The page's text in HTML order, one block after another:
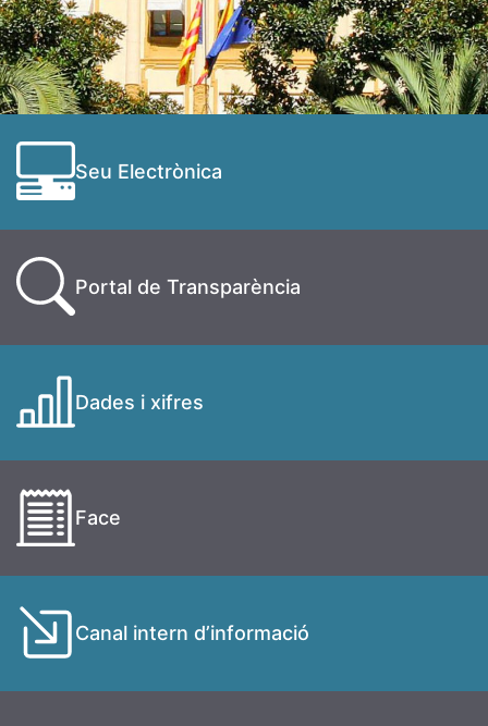
Seu Electrònica
Portal de Transparència
Dades i xifres
Face
Canal intern d’informació